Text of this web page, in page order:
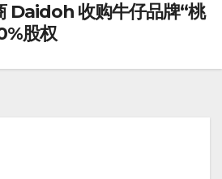
Daidoh 收购牛仔品牌“桃
股权